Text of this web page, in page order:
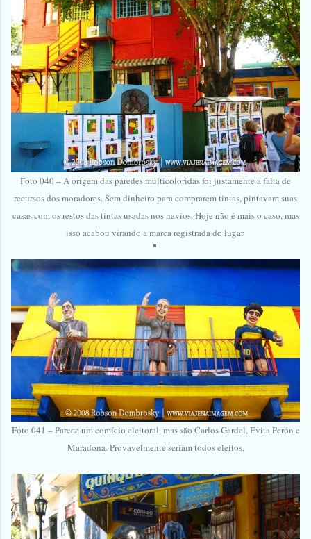
Foto 040 – A origem das paredes multicoloridas foi justamente a falta de
recursos dos moradores. Sem dinheiro para comprarem tintas, pintavam suas
casas com os restos das tintas usadas nos navios. Hoje não é mais o caso, mas
isso acabou virando a marca registrada do lugar.
Foto 041 – Parece um comício eleitoral, mas são Carlos Gardel, Evita Perón e
Maradona. Provavelmente seriam todos eleitos.